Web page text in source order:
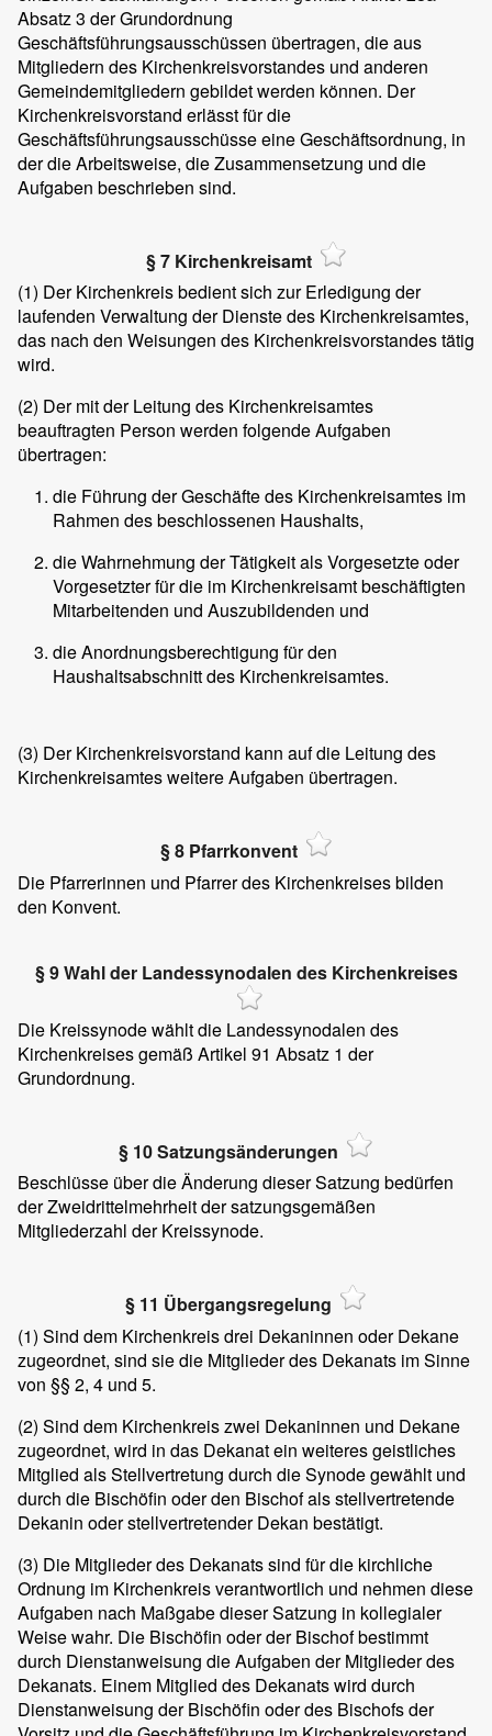
Absatz 3 der Grundordnung
Geschäftsführungsausschüssen übertragen, die aus
Mitgliedern des Kirchenkreisvorstandes und anderen
Gemeindemitgliedern gebildet werden können. Der
Kirchenkreisvorstand erlässt für die
Geschäftsführungsausschüsse eine Geschäftsordnung, in
der die Arbeitsweise, die Zusammensetzung und die
Aufgaben beschrieben sind.
§ 7 Kirchenkreisamt
(1) Der Kirchenkreis bedient sich zur Erledigung der
laufenden Verwaltung der Dienste des Kirchenkreisamtes,
das nach den Weisungen des Kirchenkreisvorstandes tätig
wird.
(2) Der mit der Leitung des Kirchenkreisamtes
beauftragten Person werden folgende Aufgaben
übertragen:
die Führung der Geschäfte des Kirchenkreisamtes im
Rahmen des beschlossenen Haushalts,
die Wahrnehmung der Tätigkeit als Vorgesetzte oder
Vorgesetzter für die im Kirchenkreisamt beschäftigten
Mitarbeitenden und Auszubildenden und
die Anordnungsberechtigung für den
Haushaltsabschnitt des Kirchenkreisamtes.
(3) Der Kirchenkreisvorstand kann auf die Leitung des
Kirchenkreisamtes weitere Aufgaben übertragen.
§ 8 Pfarrkonvent
Die Pfarrerinnen und Pfarrer des Kirchenkreises bilden
den Konvent.
§ 9 Wahl der Landessynodalen des Kirchenkreises
Die Kreissynode wählt die Landessynodalen des
Kirchenkreises gemäß Artikel 91 Absatz 1 der
Grundordnung.
§ 10 Satzungsänderungen
Beschlüsse über die Änderung dieser Satzung bedürfen
der Zweidrittelmehrheit der satzungsgemäßen
Mitgliederzahl der Kreissynode.
§ 11 Übergangsregelung
(1) Sind dem Kirchenkreis drei Dekaninnen oder Dekane
zugeordnet, sind sie die Mitglieder des Dekanats im Sinne
von §§ 2, 4 und 5.
(2) Sind dem Kirchenkreis zwei Dekaninnen und Dekane
zugeordnet, wird in das Dekanat ein weiteres geistliches
Mitglied als Stellvertretung durch die Synode gewählt und
durch die Bischöfin oder den Bischof als stellvertretende
Dekanin oder stellvertretender Dekan bestätigt.
(3) Die Mitglieder des Dekanats sind für die kirchliche
Ordnung im Kirchenkreis verantwortlich und nehmen diese
Aufgaben nach Maßgabe dieser Satzung in kollegialer
Weise wahr. Die Bischöfin oder der Bischof bestimmt
durch Dienstanweisung die Aufgaben der Mitglieder des
Dekanats. Einem Mitglied des Dekanats wird durch
Dienstanweisung der Bischöfin oder des Bischofs der